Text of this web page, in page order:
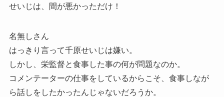
せいじは、間が悪かっただけ！
名無しさん
はっきり言って千原せいじは嫌い。
しかし、栄監督と食事した事の何が問題なのか。
コメンテーターの仕事をしているからこそ、食事しなが
ら話しをしたかったんじゃないだろうか。